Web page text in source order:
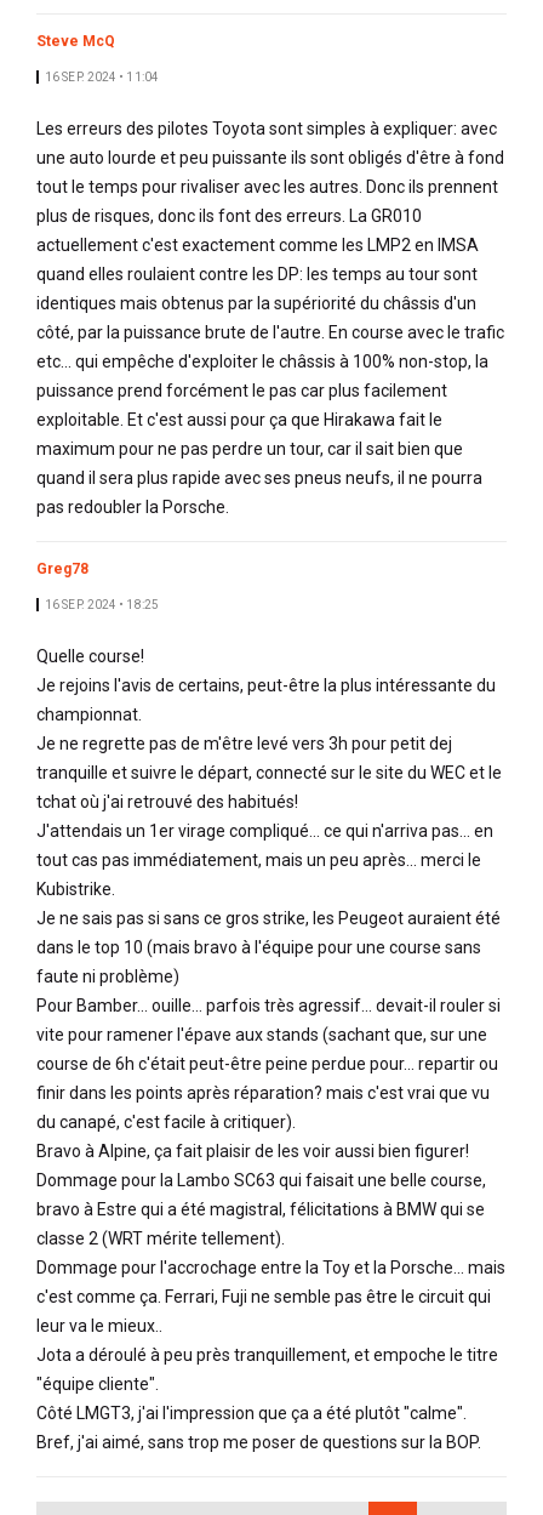
Steve McQ
16 SEP. 2024 • 11:04
Les erreurs des pilotes Toyota sont simples à expliquer: avec
une auto lourde et peu puissante ils sont obligés d'être à fond
tout le temps pour rivaliser avec les autres. Donc ils prennent
plus de risques, donc ils font des erreurs. La GR010
actuellement c'est exactement comme les LMP2 en IMSA
quand elles roulaient contre les DP: les temps au tour sont
identiques mais obtenus par la supériorité du châssis d'un
côté, par la puissance brute de l'autre. En course avec le trafic
etc... qui empêche d'exploiter le châssis à 100% non-stop, la
puissance prend forcément le pas car plus facilement
exploitable. Et c'est aussi pour ça que Hirakawa fait le
maximum pour ne pas perdre un tour, car il sait bien que
quand il sera plus rapide avec ses pneus neufs, il ne pourra
pas redoubler la Porsche.
Greg78
16 SEP. 2024 • 18:25
Quelle course!
Je rejoins l'avis de certains, peut-être la plus intéressante du
championnat.
Je ne regrette pas de m'être levé vers 3h pour petit dej
tranquille et suivre le départ, connecté sur le site du WEC et le
tchat où j'ai retrouvé des habitués!
J'attendais un 1er virage compliqué... ce qui n'arriva pas... en
tout cas pas immédiatement, mais un peu après... merci le
Kubistrike.
Je ne sais pas si sans ce gros strike, les Peugeot auraient été
dans le top 10 (mais bravo à l'équipe pour une course sans
faute ni problème)
Pour Bamber... ouille... parfois très agressif... devait-il rouler si
vite pour ramener l'épave aux stands (sachant que, sur une
course de 6h c'était peut-être peine perdue pour... repartir ou
finir dans les points après réparation? mais c'est vrai que vu
du canapé, c'est facile à critiquer).
Bravo à Alpine, ça fait plaisir de les voir aussi bien figurer!
Dommage pour la Lambo SC63 qui faisait une belle course,
bravo à Estre qui a été magistral, félicitations à BMW qui se
classe 2 (WRT mérite tellement).
Dommage pour l'accrochage entre la Toy et la Porsche... mais
c'est comme ça. Ferrari, Fuji ne semble pas être le circuit qui
leur va le mieux..
Jota a déroulé à peu près tranquillement, et empoche le titre
"équipe cliente".
Côté LMGT3, j'ai l'impression que ça a été plutôt "calme".
Bref, j'ai aimé, sans trop me poser de questions sur la BOP.
PAGINATION